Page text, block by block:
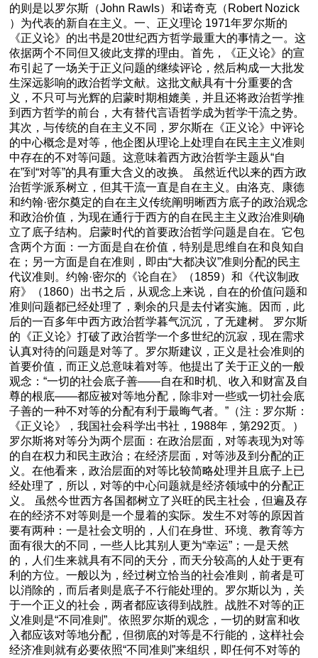
的则是以罗尔斯（John Rawls）和诺奇克（Robert Nozick
）为代表的新自在主义。一、正义理论 1971年罗尔斯的
《正义论》的出书是20世纪西方哲学最重大的事情之一。这
依据两个不同但又彼此支撑的理由。首先，《正义论》的宣
布引起了一场关于正义问题的继续评论，然后构成一大批发
生深远影响的政治哲学文献。这批文献具有十分重要的含
义，不只可与光辉的启蒙时期相媲美，并且还将政治哲学推
到西方哲学的前台，大有替代言语哲学成为哲学干流之势。
其次，与传统的自在主义不同，罗尔斯在《正义论》中评论
的中心概念是对等，他企图从理论上处理自在民主主义准则
中存在的不对等问题。这意味着西方政治哲学主题从“自
在”到“对等”的具有重大含义的改换。 虽然近代以来的西方政
治哲学派系树立，但其干流一直是自在主义。由洛克、康德
和约翰·密尔奠定的自在主义传统阐明晰西方底子的政治观念
和政治价值，为现在通行于西方的自在民主主义政治准则确
立了底子结构。启蒙时代的首要政治哲学问题是自在。它包
含两个方面：一方面是自在价值，特别是思维自在和良知自
在；另一方面是自在准则，即由“大都决议”准则分配的民主
代议准则。约翰·密尔的《论自在》（1859）和《代议制政
府》（1860）出书之后，从观念上来说，自在的价值问题和
准则问题都已经处理了，剩余的只是去付诸实施。因而，此
后的一百多年中西方政治哲学暮气沉沉，了无建树。 罗尔斯
的《正义论》打破了政治哲学一个多世纪的沉寂，现在需求
认真对待的问题是对等了。罗尔斯建议，正义是社会准则的
首要价值，而正义总意味着对等。他提出了关于正义的一般
观念：“一切的社会底子善——自在和时机、收入和财富及自
尊的根底——都应被对等地分配，除非对一些或一切社会底
子善的一种不对等的分配有利于最晦气者。”（注：罗尔斯：
《正义论》，我国社会科学出书社，1988年，第292页。）
罗尔斯将对等分为两个层面：在政治层面，对等表现为对等
的自在权力和民主政治；在经济层面，对等涉及到分配的正
义。在他看来，政治层面的对等比较简略处理并且底子上已
经处理了，所以，对等的中心问题就是经济领域中的分配正
义。 虽然今世西方各国都树立了兴旺的民主社会，但遍及存
在的经济不对等则是一个显着的实际。发生不对等的原因首
要有两种：一是社会文明的，人们在身世、环境、教育等方
面有很大的不同，一些人比其别人更为“幸运”；一是天然
的，人们生来就具有不同的天分，而天分较高的人处于更有
利的方位。一般以为，经过树立恰当的社会准则，前者是可
以消除的，而后者则是底子不行能处理的。罗尔斯以为，关
于一个正义的社会，两者都应该得到战胜。战胜不对等的正
义准则是“不同准则”。依照罗尔斯的观念，一切的财富和收
入都应该对等地分配，但彻底的对等是不行能的，这样社会
经济准则就有必要依照“不同准则”来组织，即任何不对等的